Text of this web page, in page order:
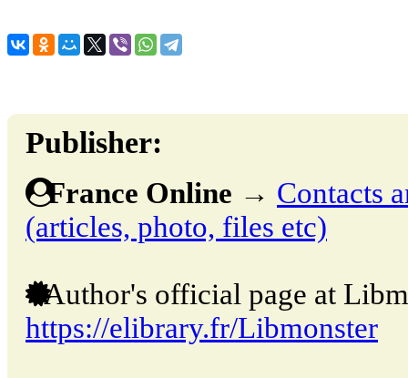
Publisher:
France Online → Contacts
(articles, photo, files etc)
Author's official page at
https://elibrary.fr/Libmonster